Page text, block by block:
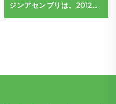
ジンアセンブリは、2012〜
2016年式の1GRエンジンア